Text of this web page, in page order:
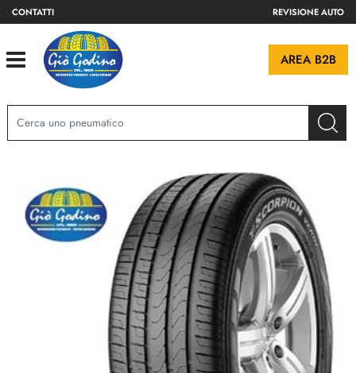
CONTATTI REVISIONE AUTO
Open AREA B2B